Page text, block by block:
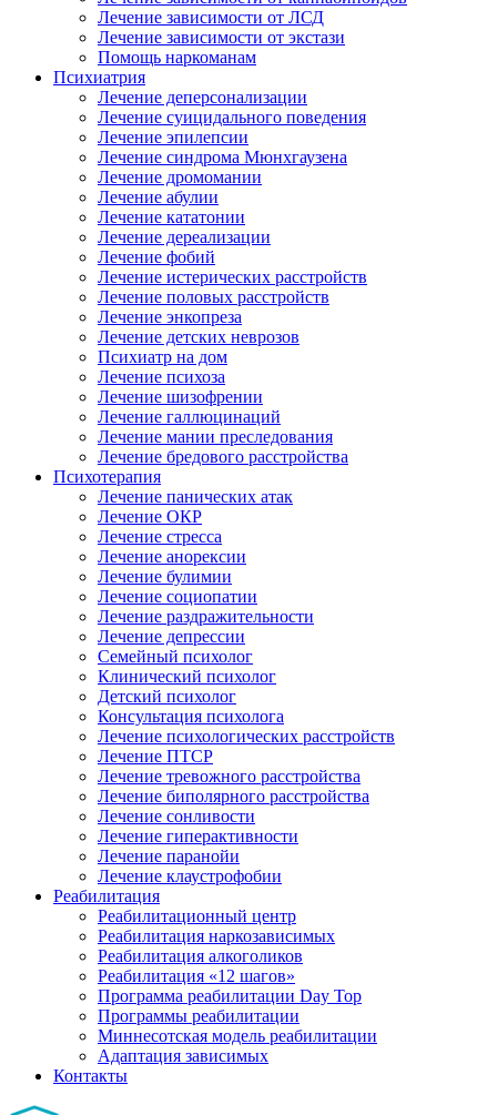
Лечение зависимости от ЛСД
Лечение зависимости от экстази
Помощь наркоманам
Психиатрия
Лечение деперсонализации
Лечение суицидального поведения
Лечение эпилепсии
Лечение синдрома Мюнхгаузена
Лечение дромомании
Лечение абулии
Лечение кататонии
Лечение дереализации
Лечение фобий
Лечение истерических расстройств
Лечение половых расстройств
Лечение энкопреза
Лечение детских неврозов
Психиатр на дом
Лечение психоза
Лечение шизофрении
Лечение галлюцинаций
Лечение мании преследования
Лечение бредового расстройства
Психотерапия
Лечение панических атак
Лечение ОКР
Лечение стресса
Лечение анорексии
Лечение булимии
Лечение социопатии
Лечение раздражительности
Лечение депрессии
Семейный психолог
Клинический психолог
Детский психолог
Консультация психолога
Лечение психологических расстройств
Лечение ПТСР
Лечение тревожного расстройства
Лечение биполярного расстройства
Лечение сонливости
Лечение гиперактивности
Лечение паранойи
Лечение клаустрофобии
Реабилитация
Реабилитационный центр
Реабилитация наркозависимых
Реабилитация алкоголиков
Реабилитация «12 шагов»
Программа реабилитации Day Top
Программы реабилитации
Миннесотская модель реабилитации
Адаптация зависимых
Контакты